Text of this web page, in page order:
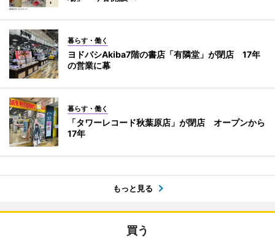
暮らす・働く
ヨドバシAkiba7階の書店「有隣堂」が閉店 17年
の営業に幕
暮らす・働く
「タワーレコード秋葉原店」が閉店 オープンから
17年
もっと見る
買う